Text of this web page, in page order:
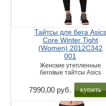
Тайтсы для бега Asics
Core Winter Tight
(Women) 2012C342
001
Женские утепленные
беговые тайтсы Asics
7990,00 руб. купить